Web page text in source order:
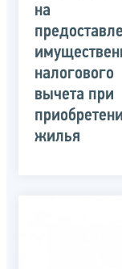
на
налогового
вычета при
жилья